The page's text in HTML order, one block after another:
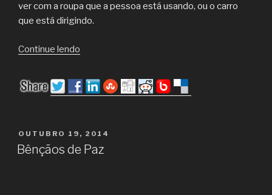
ver com a roupa que a pessoa está usando, ou o carro
que está dirigindo.
Continue lendo
vida
mais
PUBLICADO
EM
OUTUBRO 19, 2014
Bênçãos de Paz